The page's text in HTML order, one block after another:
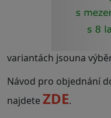
variantách jsouna
Návod pro objednání
najdete ZDE.